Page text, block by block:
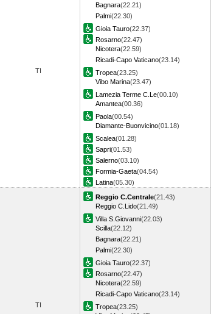
TI
Bagnara(22.21)
Palmi(22.30)
Gioia Tauro(22.37)
Rosarno(22.47)
Nicotera(22.59)
Ricadi-Capo Vaticano(23.14)
Tropea(23.25)
Vibo Marina(23.47)
Lamezia Terme C.Le(00.10)
Amantea(00.36)
Paola(00.54)
Diamante-Buonvicino(01.18)
Scalea(01.28)
Sapri(01.53)
Salerno(03.10)
Formia-Gaeta(04.54)
Latina(05.30)
TI
Reggio C.Centrale(21.43)
Reggio C.Lido(21.49)
Villa S.Giovanni(22.03)
Scilla(22.12)
Bagnara(22.21)
Palmi(22.30)
Gioia Tauro(22.37)
Rosarno(22.47)
Nicotera(22.59)
Ricadi-Capo Vaticano(23.14)
Tropea(23.25)